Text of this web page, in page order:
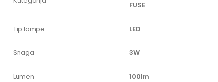
FUSE
Tip lampe LED
Snaga 3W
Lumen 100lm